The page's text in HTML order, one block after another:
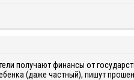
получают финансы от
(даже частный), пишут